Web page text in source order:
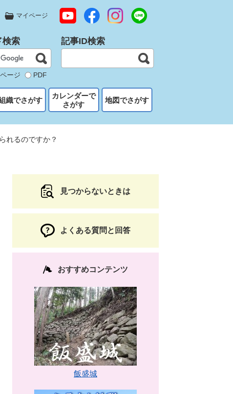
マイページ
検索
ページ PDF
記事ID検索
織でさがす
カレンダーで
さがす
地図でさがす
れるのですか？
見つからないときは
よくある質問と回答
おすすめコンテンツ
飯盛城